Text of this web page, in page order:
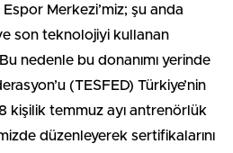
Merkezi’miz; şu anda
son teknolojiyi kullanan
nedenle bu donanımı yerinde
(TESFED) Türkiye’nin
kişilik temmuz ayı antrenörlük
düzenleyerek sertifikalarını